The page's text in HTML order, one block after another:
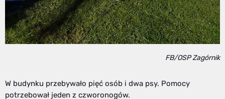
FB/OSP Zagórnik
W budynku przebywało pięć osób i dwa psy. Pomocy
potrzebował jeden z czworonogów.